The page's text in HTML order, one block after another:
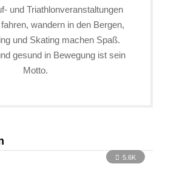
und Triathlonveranstaltungen
wandern in den Bergen,
und Skating machen Spaß.
gesund in Bewegung ist sein
Motto.
5.6K